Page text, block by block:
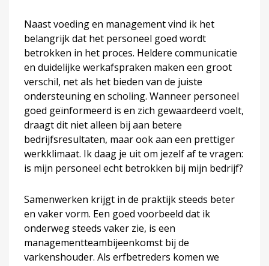
Naast voeding en management vind ik het
belangrijk dat het personeel goed wordt
betrokken in het proces. Heldere communicatie
en duidelijke werkafspraken maken een groot
verschil, net als het bieden van de juiste
ondersteuning en scholing. Wanneer personeel
goed geïnformeerd is en zich gewaardeerd voelt,
draagt dit niet alleen bij aan betere
bedrijfsresultaten, maar ook aan een prettiger
werkklimaat. Ik daag je uit om jezelf af te vragen:
is mijn personeel echt betrokken bij mijn bedrijf?
Samenwerken krijgt in de praktijk steeds beter
en vaker vorm. Een goed voorbeeld dat ik
onderweg steeds vaker zie, is een
managementteambijeenkomst bij de
varkenshouder. Als erfbetreders komen we